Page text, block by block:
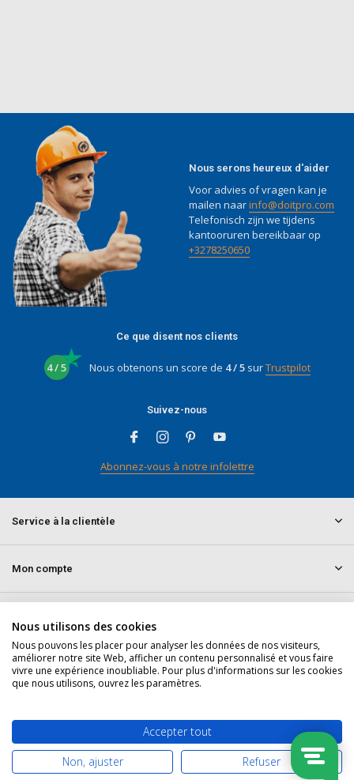
Nous serons heureux d'aider
Voor advies of vragen kan je
mailen naarinfo@doitpro.com
Telefonisch zijn we tijdens
kantooruren bereikbaar op
+3278250650
Ce que disent nos clients
4 / 5 Nous obtenons un score de 4 / 5surTrustpilot
Suivez-nous
Abonnez-vous à notre infolettre
Service à la clientèle
Mon compte
Contact
Nous utilisons des cookies
Nous pouvons les placer pour analyser les données de nos visiteurs,
améliorer notre site Web, afficher un contenu personnalisé et vous faire
vivre une expérience inoubliable. Pour plus d'informations sur les cookies
que nous utilisons, ouvrez les paramètres.
Accepter tout
Non, ajuster
Refuser